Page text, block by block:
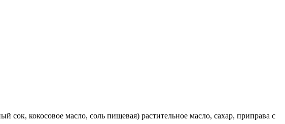
кокосовое масло, соль пищевая) растительное масло, сахар, приправа с